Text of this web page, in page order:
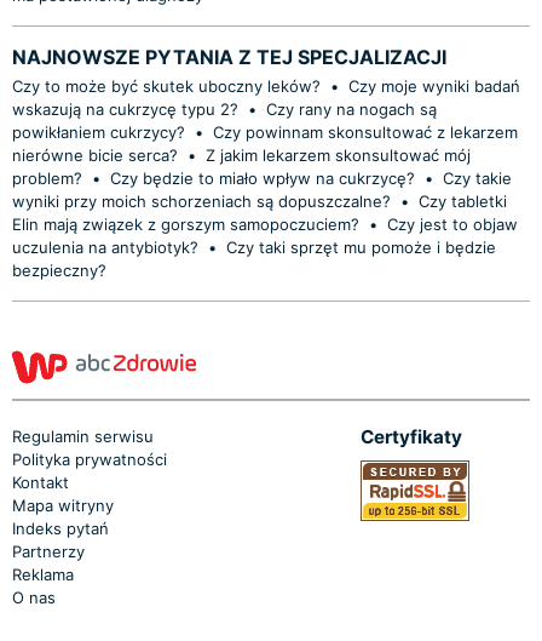
NAJNOWSZE PYTANIA Z TEJ SPECJALIZACJI
Czy to może być skutek uboczny leków? • Czy moje wyniki badań
wskazują na cukrzycę typu 2?
• Czy rany na nogach są
powikłaniem cukrzycy?
• Czy powinnam skonsultować z lekarzem
nierówne bicie serca?
• Z jakim lekarzem skonsultować mój
problem?
• Czy będzie to miało wpływ na cukrzycę? • Czy takie
wyniki przy moich schorzeniach są dopuszczalne?
• Czy tabletki
Elin mają związek z gorszym samopoczuciem?
• Czy jest to objaw
uczulenia na antybiotyk?
• Czy taki sprzęt mu pomoże i będzie
bezpieczny?
Regulamin serwisu
Polityka prywatności
Kontakt
Mapa witryny
Indeks pytań
Partnerzy
Reklama
O nas
Certyfikaty